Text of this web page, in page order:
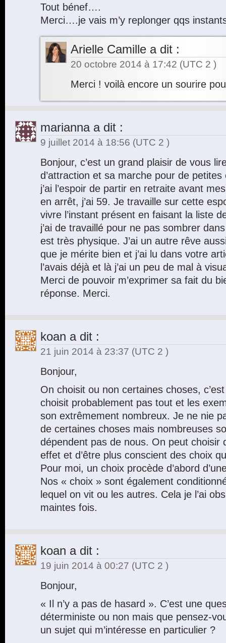
Tout bénef….
Merci….je vais m’y replonger qqs
Arielle Camille a dit :
20 octobre 2014 à 17:42 (UTC 2 )
Merci ! voilà encore un sourire
mariannaa dit :
9 juillet 2014 à 18:56 (UTC 2 )
Bonjour, c’est un grand plaisir de vous
d’attraction et sa marche pour de
j’ai l’espoir de partir en retraite avant
en arrêt, j’ai 59. Je travaille sur cette
vivre l’instant présent en faisant la liste
j’ai de travaillé pour ne pas sombrer
est très physique. J’ai un autre rêve
que je mérite bien et j’ai lu dans votre
l’avais déjà et là j’ai un peu de mal à
Merci de pouvoir m’exprimer sa fait du
réponse. Merci.
koan a dit :
21 juin 2014 à 23:37 (UTC 2 )
Bonjour,
On choisit ou non certaines choses,
choisit probablement pas tout et les
son extrêmement nombreux. Je ne nie
de certaines choses mais nombreuses
dépendent pas de nous. On peut choisir
effet et d’être plus conscient des choix
Pour moi, un choix procède d’abord
Nos « choix » sont également
lequel on vit ou les autres. Cela je l’ai
maintes fois.
koan a dit :
19 juin 2014 à 00:27 (UTC 2 )
Bonjour,
« Il n’y a pas de hasard ». C’est une
déterministe ou non mais que pensez-
un sujet qui m’intéresse en particulier ?